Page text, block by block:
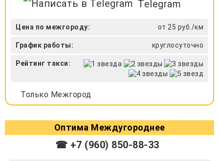
Telegram
Цена по межгороду: от 25 руб./км
График работы: круглосуточно
Рейтинг такси:
Только Межгород
Оптима Междугороднее
☎ +7 (960) 850-88-33